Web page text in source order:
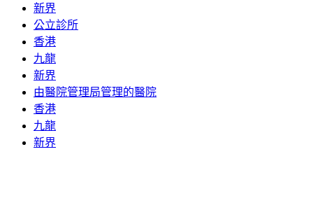
新界
公立診所
香港
九龍
新界
由醫院管理局管理的醫院
香港
九龍
新界